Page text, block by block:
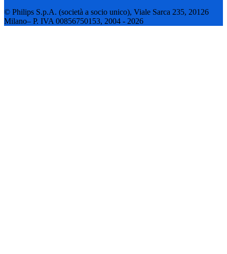
© Philips S.p.A. (società a socio unico), Viale Sarca 235, 20126
Milano– P. IVA 00856750153, 2004 - 2026